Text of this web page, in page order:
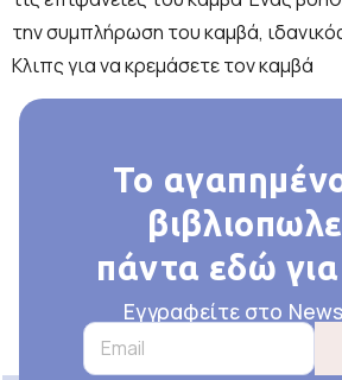
την συμπλήρωση του καμβά,
Κλιπς για να κρεμάσετε τον καμβά
Το
πάντα εδώ
Εγγραφείτε στο